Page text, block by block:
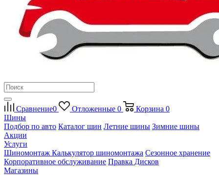
Сравнение0 Отложенные 0 Корзина 0
Шины
Подбор по авто Каталог шин Летние шины Зимние шины
Акции
Услуги
Шиномонтаж Калькулятор шиномонтажа Сезонное хранение
Корпоративное обслуживание Правка Дисков
Магазины